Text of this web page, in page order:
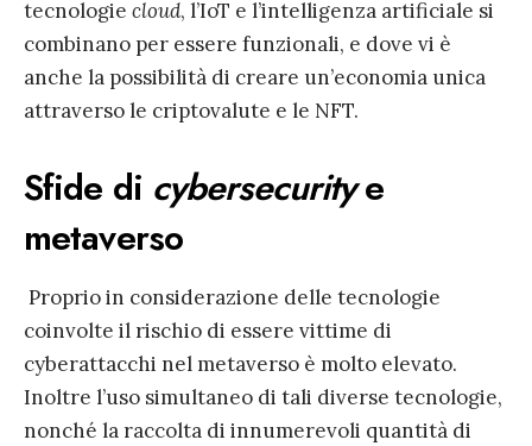
tecnologie cloud, l’IoT e l’intelligenza artificiale si
combinano per essere funzionali, e dove vi è
anche la possibilità di creare un’economia unica
attraverso le criptovalute e le NFT.
Sfide di cybersecuritye
metaverso
Proprio in considerazione delle tecnologie
coinvolte il rischio di essere vittime di
cyberattacchi nel metaverso è molto elevato.
Inoltre l’uso simultaneo di tali diverse tecnologie,
nonché la raccolta di innumerevoli quantità di